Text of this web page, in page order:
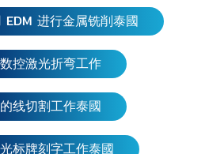
订
龙仔厝府、信武里府、素可泰
府、华富里府、北榄府、红统
碧府、猜纳府、那空那育, 佛统
进行金属铣削泰國
控激光折弯工作
线切割工作泰國
标牌刻字工作泰國